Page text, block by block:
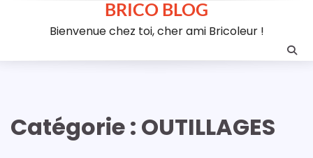
BRICO BLOG
Bienvenue chez toi, cher ami Bricoleur !
Catégorie : OUTILLAGES